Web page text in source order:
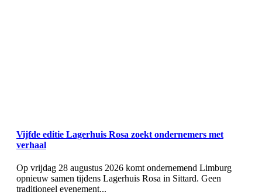
Vijfde editie Lagerhuis Rosa zoekt ondernemers met
verhaal
Op vrijdag 28 augustus 2026 komt ondernemend Limburg
opnieuw samen tijdens Lagerhuis Rosa in Sittard. Geen
traditioneel evenement...